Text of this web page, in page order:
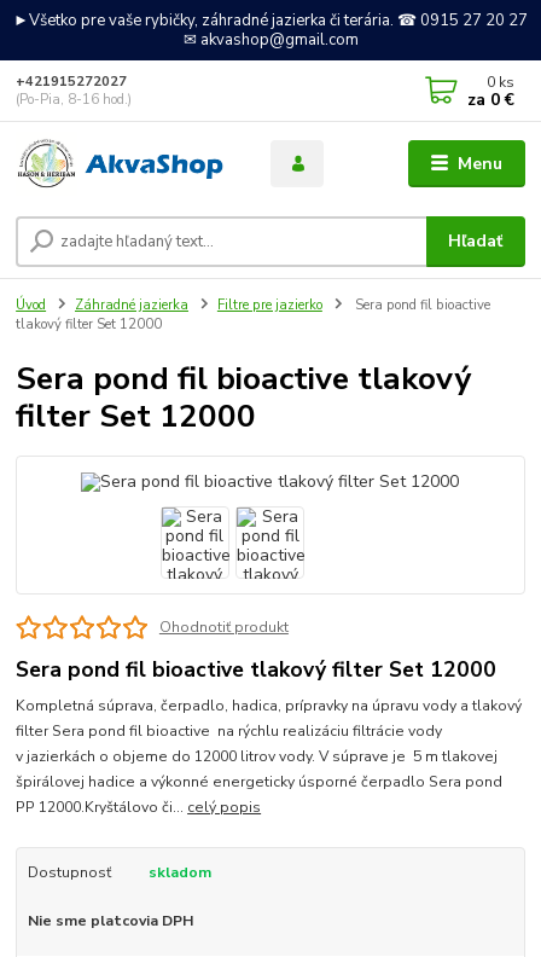
►Všetko pre vaše rybičky, záhradné jazierka či terária. ☎ 0915 27 20 27
✉ akvashop@gmail.com
Menu
Hľadať
+421915272027
(Po-Pia, 8-16 hod.)
0 ks
za 0 €
Úvod Záhradné jazierka Filtre pre jazierko
Sera pond fil bioactive
tlakový filter Set 12000
Sera pond fil bioactive tlakový
filter Set 12000
Ohodnotiť produkt
Sera pond fil bioactive tlakový filter Set 12000
Kompletná súprava, čerpadlo, hadica, prípravky na úpravu vody a tlakový
filter Sera pond fil bioactive na rýchlu realizáciu filtrácie vody
v jazierkách o objeme do 12000 litrov vody. V súprave je 5 m tlakovej
špirálovej hadice a výkonné energeticky úsporné čerpadlo Sera pond
PP 12000.Kryštálovo či... celý popis
Dostupnosť skladom
Nie sme platcovia DPH